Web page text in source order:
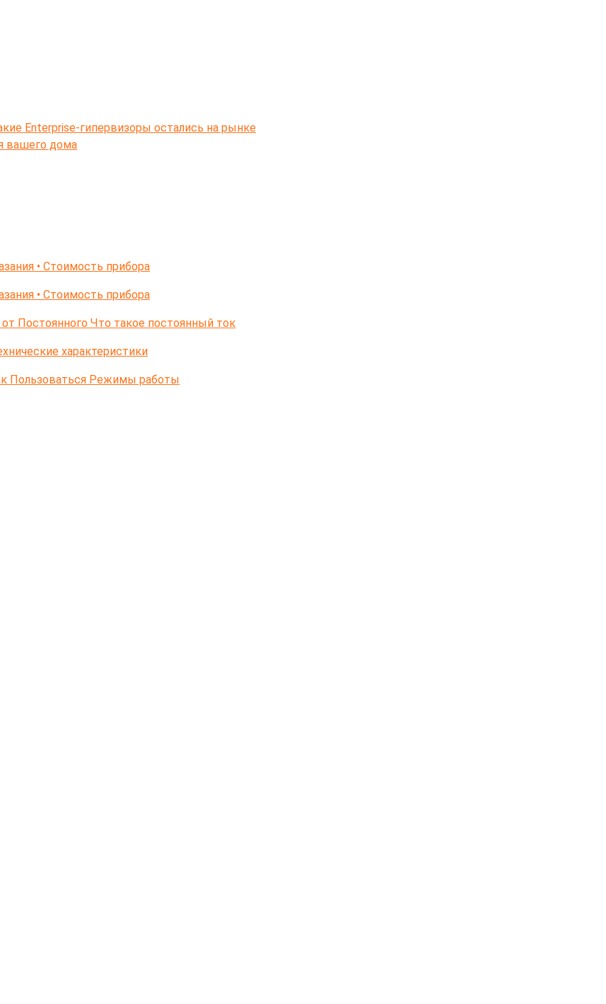
Enterprise-гипервизоры остались на рынке
вашего дома
• Стоимость прибора
• Стоимость прибора
Постоянного Что такое постоянный ток
характеристики
Пользоваться Режимы работы